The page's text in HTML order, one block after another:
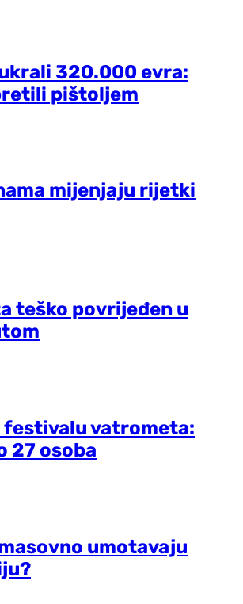
320.000 evra:
pištoljem
mijenjaju rijetki
teško povrijeđen u
festivalu vatrometa:
27 osoba
umotavaju